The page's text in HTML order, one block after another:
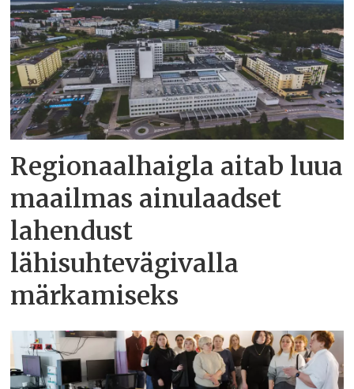
Regionaalhaigla aitab luua
maailmas ainulaadset
lahendust
lähisuhtevägivalla
märkamiseks